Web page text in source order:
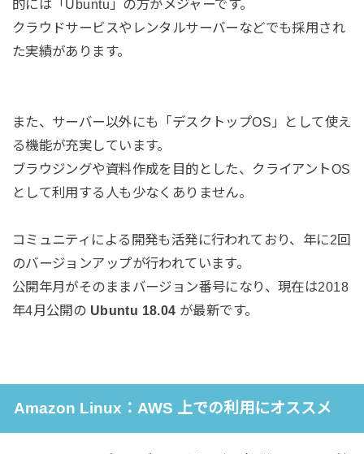
的には「Ubuntu」の方がメジャーです。
クラウドサービスやレンタルサーバーなどでも採用され
た実績があります。
また、サーバー以外にも「デスクトップOS」として使え
る機能が充実しています。
ブラウジングや資料作成を目的とした、クライアントOS
として利用する人も少なくありません。
コミュニティによる開発も活発に行われており、年に2回
のバージョンアップが行われています。
公開年月がそのままバージョン番号になり、現在は2018
年4月公開の Ubuntu 18.04 が最新です。
Amazon Linux：AWS 上での利用にオススメ